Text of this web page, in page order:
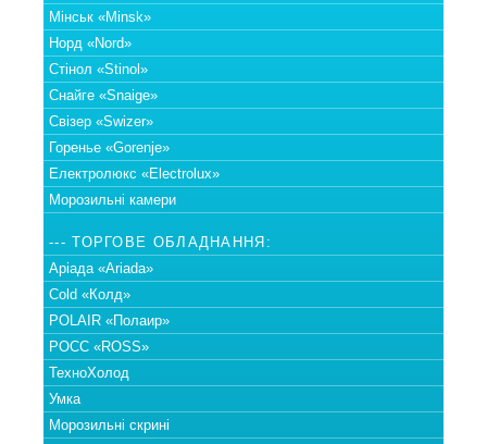
Мінськ «Minsk»
Норд «Nord»
Стінол «Stinol»
Снайге «Snaige»
Свізер «Swizer»
Горенье «Gorenje»
Електролюкс «Electrolux»
Морозильні камери
--- ТОРГОВЕ ОБЛАДНАННЯ:
Аріада «Ariada»
Cold «Колд»
POLAIR «Полаир»
РОСС «ROSS»
ТехноХолод
Умка
Морозильні скрині